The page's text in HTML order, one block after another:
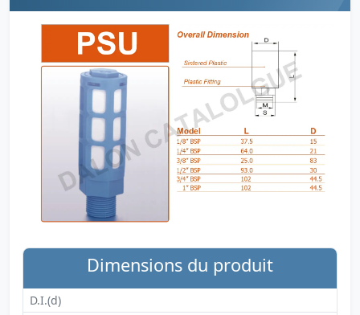
Dimensions du produit
D.I.(d)